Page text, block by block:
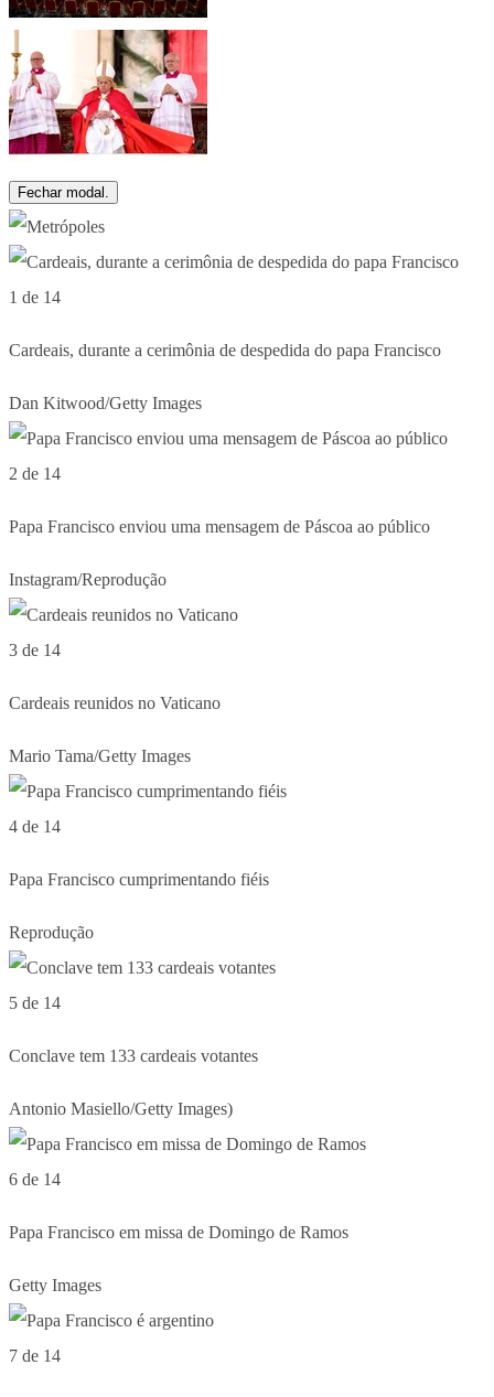
Fechar modal.
1 de 14
Cardeais, durante a cerimônia de despedida do papa Francisco
Dan Kitwood/Getty Images
2 de 14
Papa Francisco enviou uma mensagem de Páscoa ao público
Instagram/Reprodução
3 de 14
Cardeais reunidos no Vaticano
Mario Tama/Getty Images
4 de 14
Papa Francisco cumprimentando fiéis
Reprodução
5 de 14
Conclave tem 133 cardeais votantes
Antonio Masiello/Getty Images)
6 de 14
Papa Francisco em missa de Domingo de Ramos
Getty Images
7 de 14